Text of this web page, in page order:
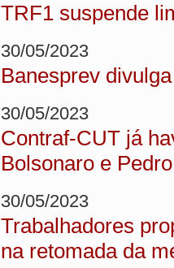
TRF1 suspende
30/05/2023
Banesprev
30/05/2023
Contraf-CUT já
Bolsonaro e
30/05/2023
Trabalhadores
na retomada da